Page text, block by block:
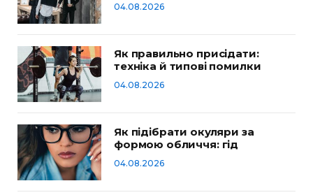
04.08.2026
Як правильно присідати:
техніка й типові помилки
04.08.2026
Як підібрати окуляри за
формою обличчя: гід
04.08.2026